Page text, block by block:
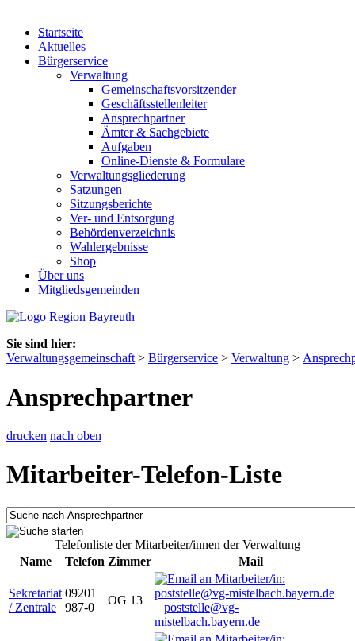
Startseite
Aktuelles
Bürgerservice
Verwaltung
Gemeinschaftsvorsitzender
Geschäftsstellenleiter
Ansprechpartner
Ämter & Sachgebiete
Aufgaben
Online-Dienste & Formulare
Verwaltungsgliederung
Satzungen
Sitzungsberichte
Ver- und Entsorgung
Behördenverzeichnis
Wahlergebnisse
Shop
Über uns
Mitgliedsgemeinden
Sie sind hier:
Verwaltungsgemeinschaft > Bürgerservice > Verwaltung >
Ansprechpartner
drucken nach oben
Mitarbeiter-Telefon-Liste
Telefonliste der Mitarbeiter/innen der Verwaltung
Name
Telefon Zimmer Mail
Sekretariat
/ Zentrale
09201
987-0
OG 13
poststelle@vg-
mistelbach.bayern.de